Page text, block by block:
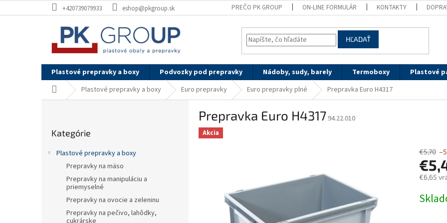
na
+420739079933 eshop@pkgroup.sk PREČO PK GROUP ON-LINE FORMULÁR KONTAKTY
HĽADAŤ
Plastové prepravky a boxy Podvozky pod prepravky Nádoby, sudy, barely Termoboxy Plastové
DomovPlastové prepravky a boxy Euro prepravky Euro prepravky plné Prepravka Euro H4317
kategórie
Kategórie
Plastové prepravky a boxy
Prepravky na mäso
Prepravky na manipuláciu a
priemyselné
Prepravky na ovocie a zeleninu
Prepravky na pečivo, lahôdky,
cukrárske
Prepravka Euro H4317 94.22.010
Akcia
€5,70
€6,65
cena: